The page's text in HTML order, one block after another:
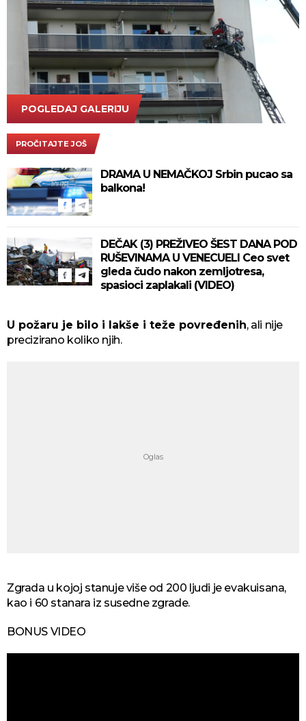
POGLEDAJ GALERIJU
PROČITAJTE JOŠ
DRAMA U NEMAČKOJ Srbin pucao sa
balkona!
DEČAK (3) PREŽIVEO ŠEST DANA POD
RUŠEVINAMA U VENECUELI Ceo svet
gleda čudo nakon zemljotresa,
spasioci zaplakali (VIDEO)
U požaru je bilo i lakše i teže povređenih, ali nije
precizirano koliko njih.
Zgrada u kojoj stanuje više od 200 ljudi je evakuisana,
kao i 60 stanara iz susedne zgrade.
BONUS VIDEO